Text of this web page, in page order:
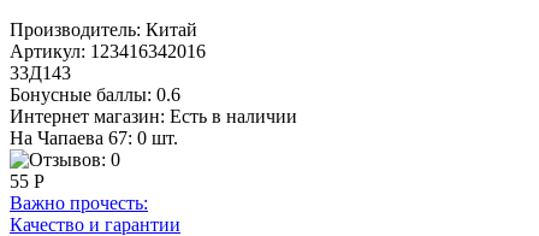
Производитель: Китай
Артикул: 123416342016
33Д143
Бонусные баллы: 0.6
Интернет магазин: Есть в наличии
На Чапаева 67: 0 шт.
55 Р
Важно прочесть:
Качество и гарантии